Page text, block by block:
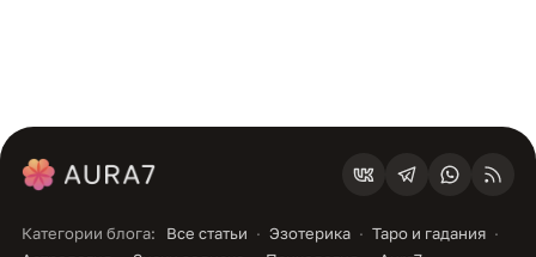
Категории блога: Все статьи Эзотерика
Таро и гадания